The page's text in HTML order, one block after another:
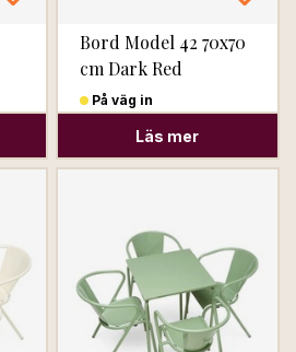
Bord Model 42 70x70
cm Dark Red
På väg in
Läs mer